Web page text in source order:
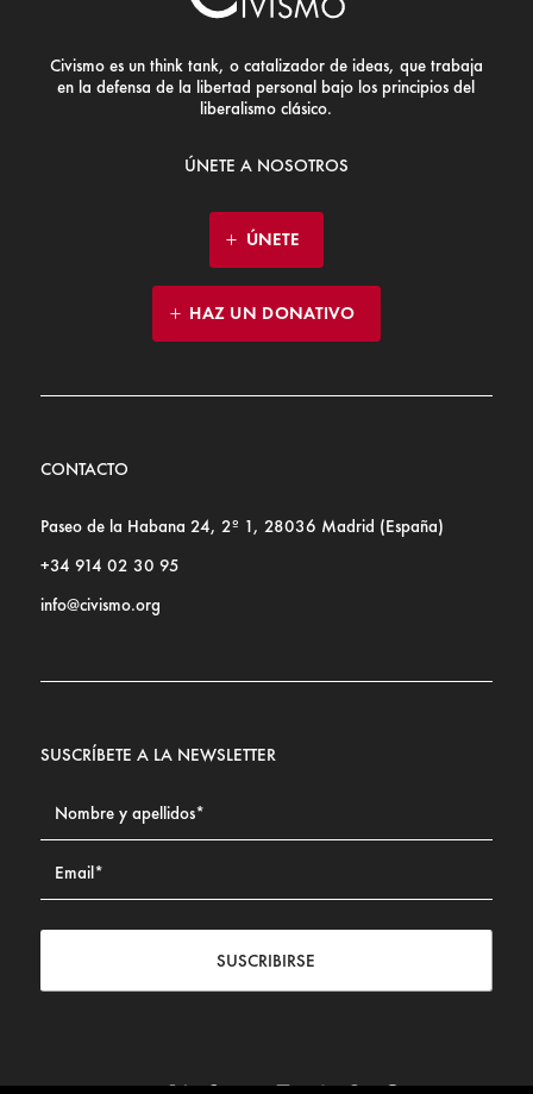
Civismo es un think tank, o catalizador de ideas, que trabaja
en la defensa de la libertad personal bajo los principios del
liberalismo clásico.
ÚNETE A NOSOTROS
ÚNETE
HAZ UN DONATIVO
CONTACTO
Paseo de la Habana 24, 2º 1, 28036 Madrid (España)
+34 914 02 30 95
info@civismo.org
SUSCRÍBETE A LA NEWSLETTER
SUSCRIBIRSE